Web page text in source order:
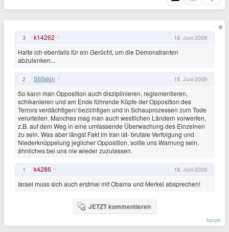
3 k14262 18. Juni 2009
Halte ich ebenfalls für ein Gerücht, um die Demonstranten
abzulenken...
2 Stiltskin 18. Juni 2009
So kann man Opposition auch disziplinieren, reglementieren,
schikanieren und am Ende führende Köpfe der Opposition des
Terrors verdächtigen/ bezichtigen und in Schauprozessen zum Tode
verurteilen. Manches mag man auch westlichen Ländern vorwerfen,
z.B. auf dem Weg in eine umfassende Überwachung des Einzelnen
zu sein. Was aber längst Fakt im Iran ist- brutale Verfolgung und
Niederknüppelung jeglicher Opposition, sollte uns Warnung sein,
ähnliches bei uns nie wieder zuzulassen.
1 k4286 18. Juni 2009
Israel muss sich auch erstmal mit Obama und Merkel absprechen!
JETZT kommentieren
forum